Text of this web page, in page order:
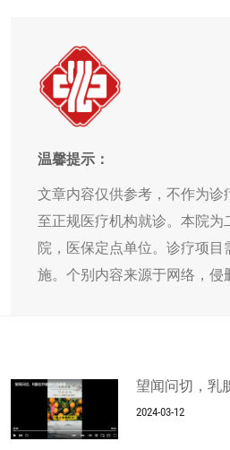
温馨提示：
文章内容仅供参考，不作为诊
至正规医疗机构就诊。本院为
院，医保定点单位。诊疗项目
施。个别内容来源于网络，侵
望闻问切，乳
2024-03-12